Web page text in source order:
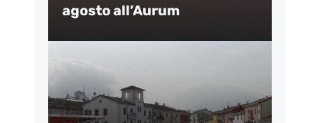
agosto all’Aurum